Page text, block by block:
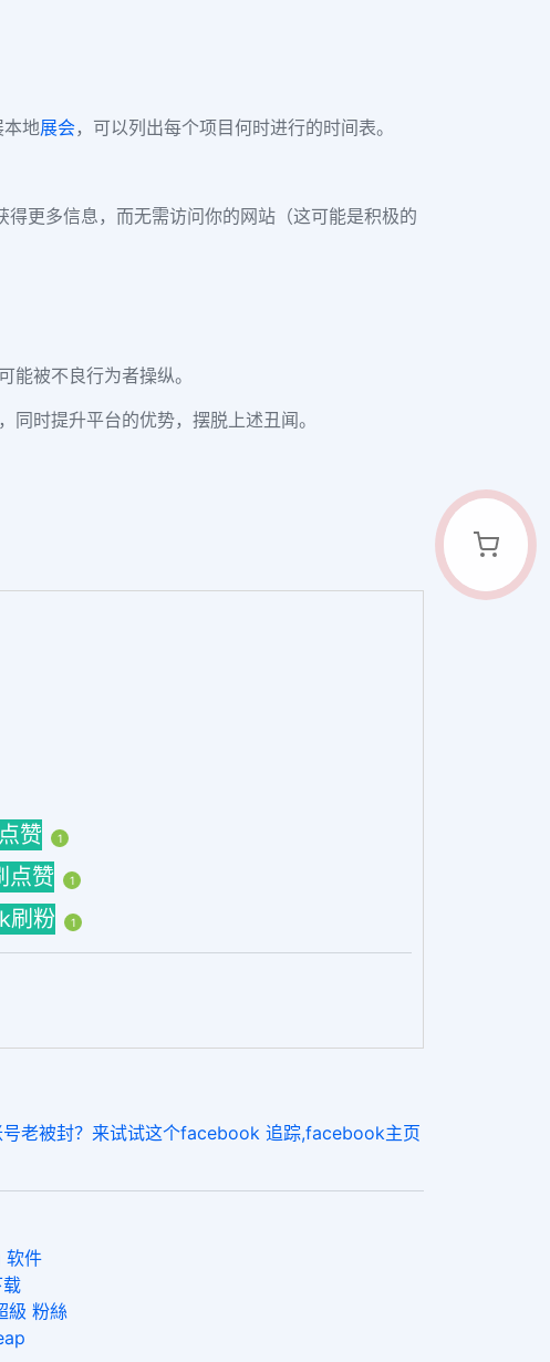
本地展会，可以列出每个项目何时进行的时间表。
更多信息，而无需访问你的网站（这可能是积极的
被不良行为者操纵。
时提升平台的优势，摆脱上述丑闻。
赞 1
点赞 1
刷粉 1
老被封？来试试这个facebook 追踪,facebook主页
软件
級 粉絲